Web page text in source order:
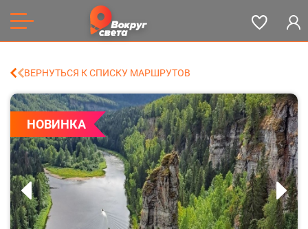
ВЕРНУТЬСЯ К СПИСКУ МАРШРУТОВ
ХИТ
НОВИНКА